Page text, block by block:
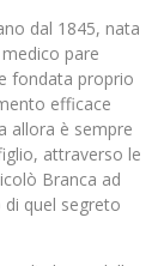
dal 1845, nata
pare
fondata proprio
efficace
allora è sempre
attraverso le
Branca ad
di quel segreto